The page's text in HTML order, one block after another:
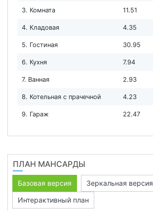
3. Комната 11.51
4. Кладовая 4.35
5. Гостиная 30.95
6. Кухня 7.94
7. Ванная 2.93
8. Котельная с прачечной 4.23
9. Гараж 22.47
ПЛАН МАНСАРДЫ
Базовая версия
Зеркальная версия
Интерактивный план